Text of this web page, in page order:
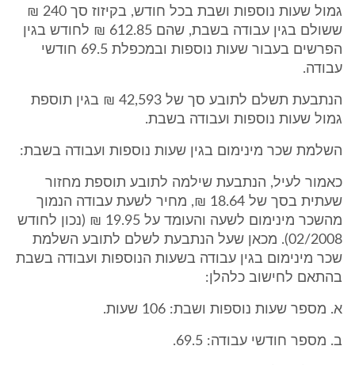
גמול שעות נוספות ושבת בכל חודש, בקיזוז סך 240 ₪
ששולם בגין עבודה בשבת, שהם 612.85 ₪ לחודש בגין
הפרשים בעבור שעות נוספות ובמכפלת 69.5 חודשי
עבודה.
הנתבעת תשלם לתובע סך של 42,593 ₪ בגין תוספת
גמול שעות נוספות ועבודה בשבת.
השלמת שכר מינימום בגין שעות נוספות ועבודה בשבת:
כאמור לעיל, הנתבעת שילמה לתובע תוספת מחזור
שעתית בסך של 18.64 ₪, מחיר לשעת עבודה הנמוך
מהשכר מינימום לשעה והעומד על 19.95 ₪ (נכון לחודש
02/2008). מכאן שעל הנתבעת לשלם לתובע השלמת
שכר מינימום בגין עבודה בשעות הנוספות ועבודה בשבת
בהתאם לחישוב כלהלן:
א. מספר שעות נוספות ושבת: 106 שעות.
ב. מספר חודשי עבודה: 69.5.